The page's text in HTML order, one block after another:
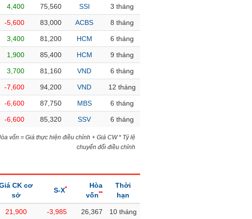
4,400 75,560 SSI 3 tháng
-5,600 83,000 ACBS 8 tháng
3,400 81,200 HCM 6 tháng
1,900 85,400 HCM 9 tháng
3,700 81,160 VND 6 tháng
-7,600 94,200 VND 12 tháng
-6,600 87,750 MBS 6 tháng
-6,600 85,320 SSV 6 tháng
vốn = Giá thực hiện điều chỉnh + Giá CW * Tỷ lệ
chuyển đổi điều chỉnh
CK cơ
sở
S-X*
Hòa
vốn**
Thời
hạn
21,900 -3,985 26,367 10 tháng